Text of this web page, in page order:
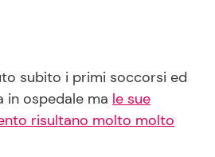
subito i primi soccorsi ed
ospedale ma le sue
risultano molto molto